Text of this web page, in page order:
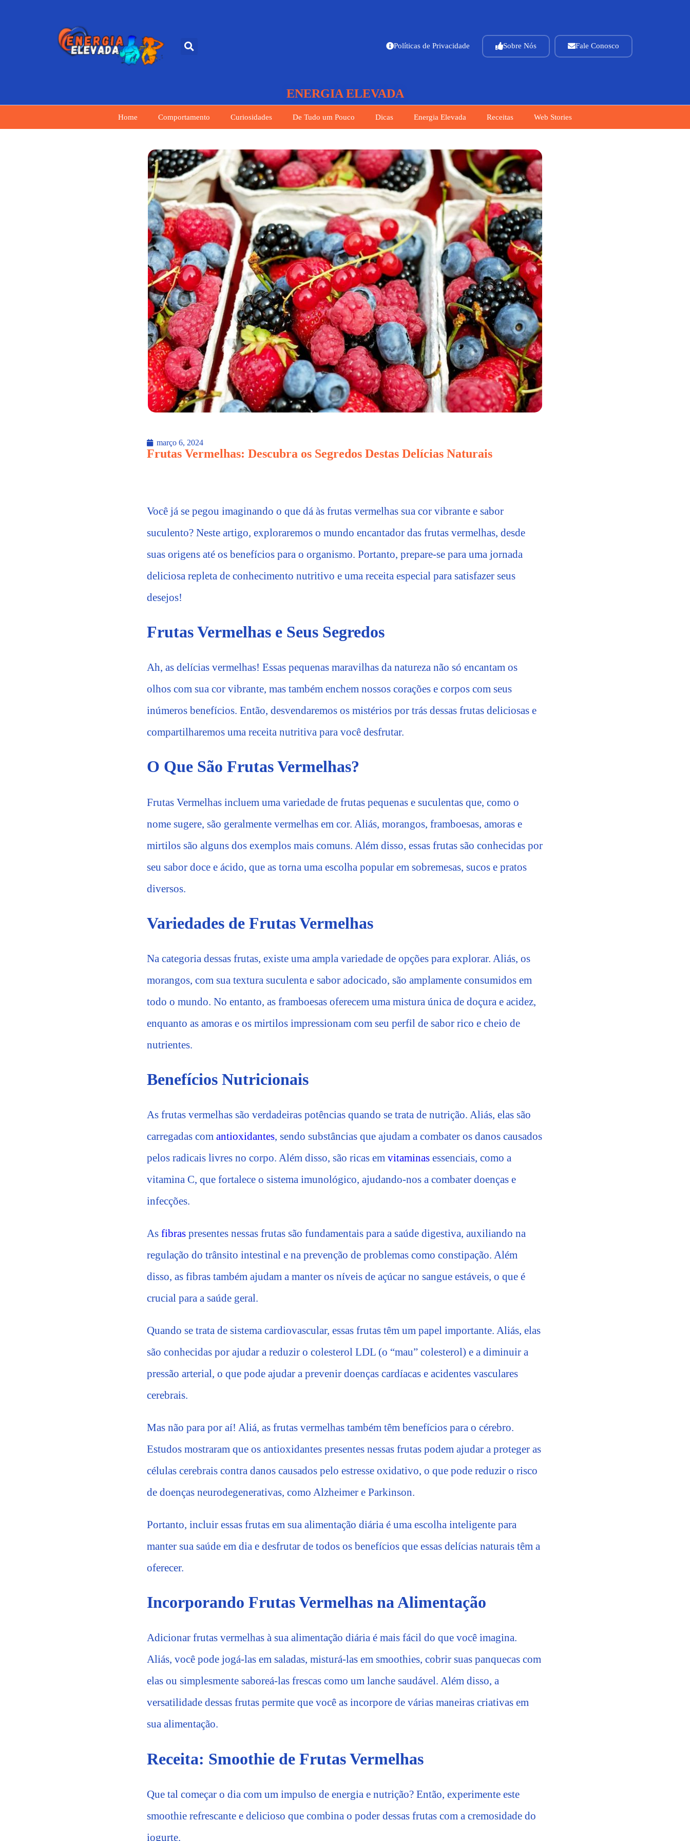
Políticas de Privacidade Sobre Nós Fale Conosco
ENERGIA ELEVADA
Home Comportamento Curiosidades De Tudo um Pouco Dicas Energia Elevada Receitas Web Stories
março 6, 2024
Frutas Vermelhas: Descubra os Segredos Destas Delícias Naturais
Você já se pegou imaginando o que dá às frutas vermelhas sua cor vibrante e sabor
suculento? Neste artigo, exploraremos o mundo encantador das frutas vermelhas, desde
suas origens até os benefícios para o organismo. Portanto, prepare-se para uma jornada
deliciosa repleta de conhecimento nutritivo e uma receita especial para satisfazer seus
desejos!
Frutas Vermelhas e Seus Segredos
Ah, as delícias vermelhas! Essas pequenas maravilhas da natureza não só encantam os
olhos com sua cor vibrante, mas também enchem nossos corações e corpos com seus
inúmeros benefícios. Então, desvendaremos os mistérios por trás dessas frutas deliciosas e
compartilharemos uma receita nutritiva para você desfrutar.
O Que São Frutas Vermelhas?
Frutas Vermelhas incluem uma variedade de frutas pequenas e suculentas que, como o
nome sugere, são geralmente vermelhas em cor. Aliás, morangos, framboesas, amoras e
mirtilos são alguns dos exemplos mais comuns. Além disso, essas frutas são conhecidas por
seu sabor doce e ácido, que as torna uma escolha popular em sobremesas, sucos e pratos
diversos.
Variedades de Frutas Vermelhas
Na categoria dessas frutas, existe uma ampla variedade de opções para explorar. Aliás, os
morangos, com sua textura suculenta e sabor adocicado, são amplamente consumidos em
todo o mundo. No entanto, as framboesas oferecem uma mistura única de doçura e acidez,
enquanto as amoras e os mirtilos impressionam com seu perfil de sabor rico e cheio de
nutrientes.
Benefícios Nutricionais
As frutas vermelhas são verdadeiras potências quando se trata de nutrição. Aliás, elas são
carregadas com antioxidantes, sendo substâncias que ajudam a combater os danos causados
pelos radicais livres no corpo. Além disso, são ricas em vitaminas essenciais, como a
vitamina C, que fortalece o sistema imunológico, ajudando-nos a combater doenças e
infecções.
As fibras presentes nessas frutas são fundamentais para a saúde digestiva, auxiliando na
regulação do trânsito intestinal e na prevenção de problemas como constipação. Além
disso, as fibras também ajudam a manter os níveis de açúcar no sangue estáveis, o que é
crucial para a saúde geral.
Quando se trata de sistema cardiovascular, essas frutas têm um papel importante. Aliás, elas
são conhecidas por ajudar a reduzir o colesterol LDL (o “mau” colesterol) e a diminuir a
pressão arterial, o que pode ajudar a prevenir doenças cardíacas e acidentes vasculares
cerebrais.
Mas não para por aí! Aliá, as frutas vermelhas também têm benefícios para o cérebro.
Estudos mostraram que os antioxidantes presentes nessas frutas podem ajudar a proteger as
células cerebrais contra danos causados pelo estresse oxidativo, o que pode reduzir o risco
de doenças neurodegenerativas, como Alzheimer e Parkinson.
Portanto, incluir essas frutas em sua alimentação diária é uma escolha inteligente para
manter sua saúde em dia e desfrutar de todos os benefícios que essas delícias naturais têm a
oferecer.
Incorporando Frutas Vermelhas na Alimentação
Adicionar frutas vermelhas à sua alimentação diária é mais fácil do que você imagina.
Aliás, você pode jogá-las em saladas, misturá-las em smoothies, cobrir suas panquecas com
elas ou simplesmente saboreá-las frescas como um lanche saudável. Além disso, a
versatilidade dessas frutas permite que você as incorpore de várias maneiras criativas em
sua alimentação.
Receita: Smoothie de Frutas Vermelhas
Que tal começar o dia com um impulso de energia e nutrição? Então, experimente este
smoothie refrescante e delicioso que combina o poder dessas frutas com a cremosidade do
iogurte.